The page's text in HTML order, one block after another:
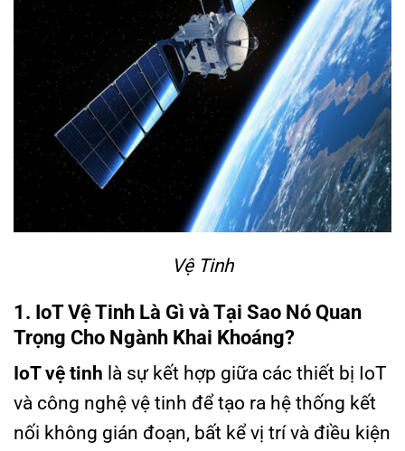
Vệ Tinh
1. IoT Vệ Tinh Là Gì và Tại Sao Nó Quan
Trọng Cho Ngành Khai Khoáng?
IoT vệ tinh là sự kết hợp giữa các thiết bị IoT
và công nghệ vệ tinh để tạo ra hệ thống kết
nối không gián đoạn, bất kể vị trí và điều kiện